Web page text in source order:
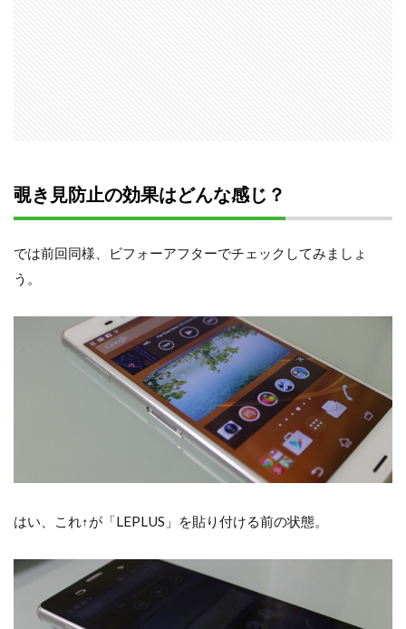
覗き見防止の効果はどんな感じ？
では前回同様、ビフォーアフターでチェックしてみましょ
う。
はい、これ↑が「LEPLUS」を貼り付ける前の状態。